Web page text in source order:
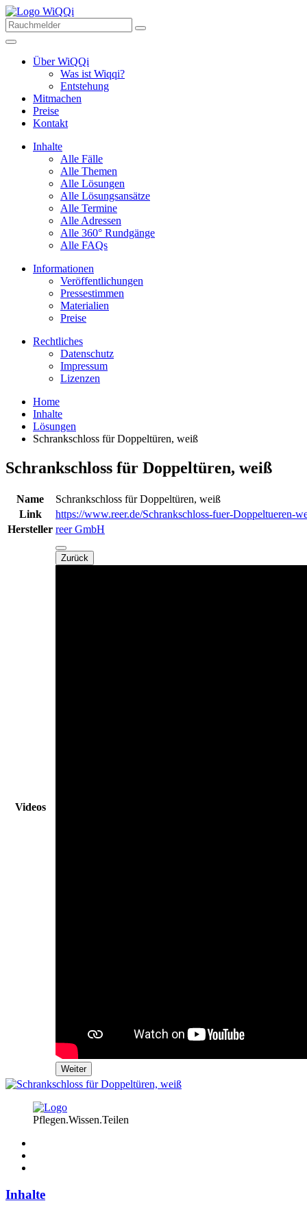
Über WiQQi
Was ist Wiqqi?
Entstehung
Mitmachen
Preise
Kontakt
Inhalte
Alle Fälle
Alle Themen
Alle Lösungen
Alle Lösungsansätze
Alle Termine
Alle Adressen
Alle 360° Rundgänge
Alle FAQs
Informationen
Veröffentlichungen
Pressestimmen
Materialien
Preise
Rechtliches
Datenschutz
Impressum
Lizenzen
Home
Inhalte
Lösungen
Schrankschloss für Doppeltüren, weiß
Schrankschloss für Doppeltüren, weiß
Name
Schrankschloss für Doppeltüren, weiß
Link
https://www.reer.de/Schrankschloss-fuer-Doppeltueren-
Hersteller reer GmbH
Videos
Zurück
Weiter
Pflegen.Wissen.Teilen
Inhalte